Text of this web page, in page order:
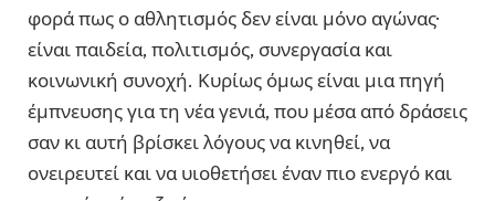
φορά πως ο αθλητισμός δεν είναι μόνο αγώνας·
είναι παιδεία, πολιτισμός, συνεργασία και
κοινωνική συνοχή. Κυρίως όμως είναι μια πηγή
έμπνευσης για τη νέα γενιά, που μέσα από δράσεις
σαν κι αυτή βρίσκει λόγους να κινηθεί, να
ονειρευτεί και να υιοθετήσει έναν πιο ενεργό και